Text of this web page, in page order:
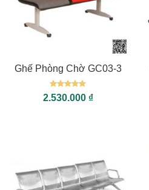
Ghế Phòng Chờ GC03-3
Được xếp
hạng55
2.530.000 ₫